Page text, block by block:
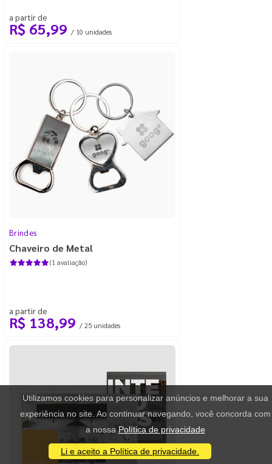
a partir de
R$ 65,99 / 10 unidades
Brindes
Chaveiro de Metal
(1 avaliação)
a partir de
R$ 138,99 / 25 unidades
Utilizamos cookies para personalizar anúncios e melhorar a sua
experiência no site. Ao continuar navegando, você concorda com
a nossaPolítica de privacidade
Li e aceito a Política de privacidade.